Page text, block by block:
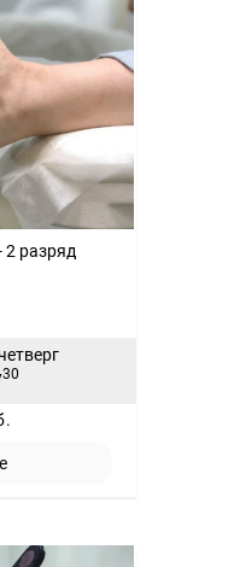
2 разряд
30